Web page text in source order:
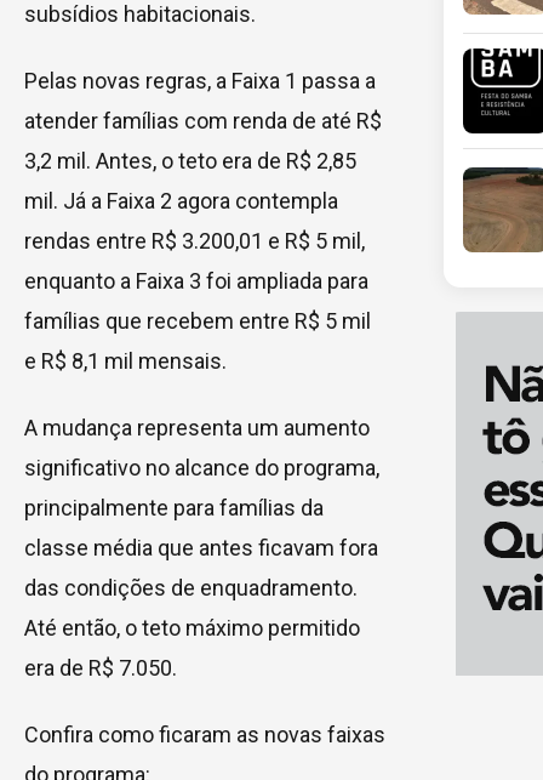
subsídios habitacionais.
Pelas novas regras, a Faixa 1 passa a
atender famílias com renda de até R$
3,2 mil. Antes, o teto era de R$ 2,85
mil. Já a Faixa 2 agora contempla
rendas entre R$ 3.200,01 e R$ 5 mil,
enquanto a Faixa 3 foi ampliada para
famílias que recebem entre R$ 5 mil
e R$ 8,1 mil mensais.
A mudança representa um aumento
significativo no alcance do programa,
principalmente para famílias da
classe média que antes ficavam fora
das condições de enquadramento.
Até então, o teto máximo permitido
era de R$ 7.050.
Confira como ficaram as novas faixas
do programa: